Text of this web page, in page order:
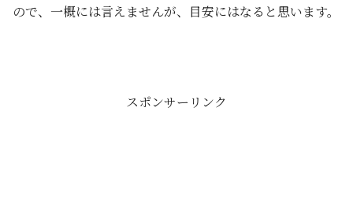
ので、一概には言えませんが、目安にはなると思います。
スポンサーリンク